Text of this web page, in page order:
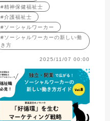
#精神保健福祉士
#介護福祉士
#ソーシャルワーカー
#ソーシャルワーカーの新しい働
き方
2025/11/07 00:00